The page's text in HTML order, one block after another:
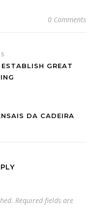
0 Comments
GREAT
DA CADEIRA
Required fields are